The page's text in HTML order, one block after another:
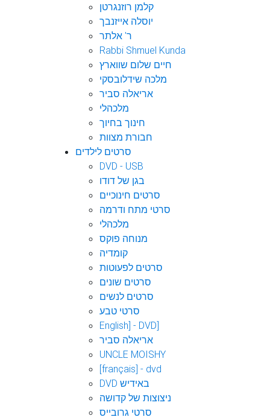
קלמן רוזנגרטן
יוסלה אייזנבך
ר' אלתר
Rabbi Shmuel Kunda
חיים שלום שווארץ
מלכה שידלובסקי
אריאלה סביר
מלכהלי
חינוך בחיוך
חבורת מצוות
סרטים לילדים
DVD - USB
בגן של דודו
סרטים חינוכיים
סרטי מתח ודרמה
מלכהלי
מנוחה פוקס
קומדיה
סרטים לפעוטות
סרטים שונים
סרטים לנשים
סרטי טבע
English] - DVD]
אריאלה סביר
UNCLE MOISHY
[français] - dvd
DVD באידיש
ניצוצות של קדושה
סרטי גרובייס